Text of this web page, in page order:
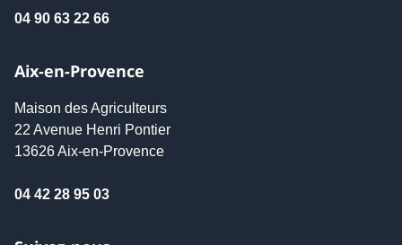
04 90 63 22 66
Aix-en-Provence
Maison des Agriculteurs
22 Avenue Henri Pontier
13626 Aix-en-Provence
04 42 28 95 03